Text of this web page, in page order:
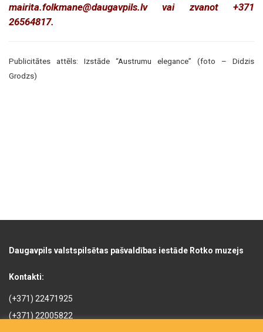
mairita.folkmane@daugavpils.lv vai zvanot +371
26564817.
Publicitātes attēls: Izstāde “Austrumu elegance” (foto – Didzis
Grodzs)
Daugavpils valstspilsētas pašvaldības iestāde Rotko muzejs
Kontakti:
(+371) 22471925
(+371) 22005822